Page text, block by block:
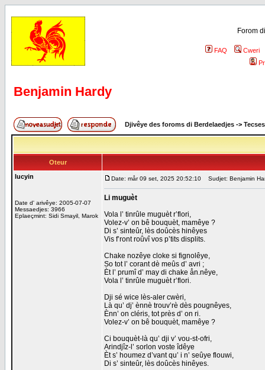
Forom
FAQ
Cweri
Benjamin Hardy
Djivêye des foroms di Berdelaedjes ->
Oteur
lucyin
Date d' arivêye: 2005-07-07
Messaedjes: 3966
Eplaeçmint: Sidi Smayil, Marok
Date: mår 09 set, 2025 20:52:10 Sudjet: Benjamin
Li muguèt
Vola l’ tinrûle muguèt r’flori,
Volez-v’ on bê bouquèt, mamêye ?
Di s’ sinteûr, lès doûcès hinêyes
Vis f’ront roûvî vos p’tits displits.
Chake nozêye cloke si fignolêye,
So tot l’ corant dè meûs d’ avri ;
Èt l’ prumî d’ may di chake ån.nêye,
Vola l’ tinrûle muguèt r’flori.
Dji sé wice lès-aler cwèri,
Là qu’ dj’ ènnè trouv’rè dès pougnêyes,
Ènn’ on cléris, tot près d’ on ri.
Volez-v’ on bê bouquèt, mamêye ?
Ci bouquèt-là qu’ dji v’ vou-st-ofri,
Arindjîz-l’ sorlon voste îdêye
Èt s’ houmez d’vant qu’ i n’ seûye flouwi,
Di s’ sinteûr, lès doûcès hinêyes.